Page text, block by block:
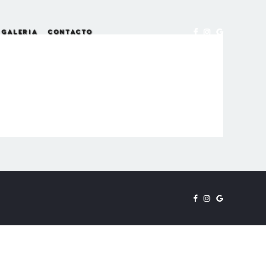
GALERIA CONTACTO